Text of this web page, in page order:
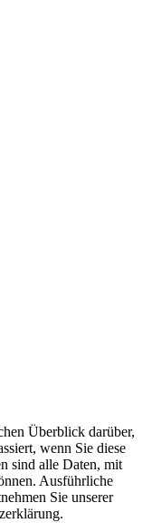
Überblick darüber,
wenn Sie diese
sind alle Daten, mit
Ausführliche
Sie unserer